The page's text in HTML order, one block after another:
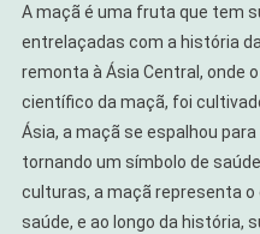
A maçã é uma fruta que tem
entrelaçadas com a história
remonta à Ásia Central, onde
científico da maçã, foi
Ásia, a maçã se espalhou
tornando um símbolo de
culturas, a maçã representa o
saúde, e ao longo da história,